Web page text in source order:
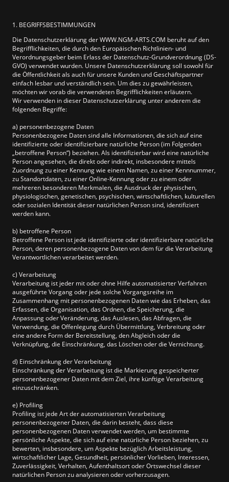
1. BEGRIFFSBESTIMMUNGEN
Die Datenschutzerklärung der WWW.NGM-ARTS.COM beruht auf den
Begrifflichkeiten, die durch den Europäischen Richtlinien- und
Verordnungsgeber beim Erlass der Datenschutz-Grundverordnung (DS-
GVO) verwendet wurden. Unsere Datenschutzerklärung soll sowohl für
die Öffentlichkeit als auch für unsere Kunden und Geschäftspartner
einfach lesbar und verständlich sein. Um dies zu gewährleisten,
möchten wir vorab die verwendeten Begrifflichkeiten erläutern.
Wir verwenden in dieser Datenschutzerklärung unter anderem die
folgenden Begriffe:
a) personenbezogene Daten
Personenbezogene Daten sind alle Informationen, die sich auf eine
identifizierte oder identifizierbare natürliche Person (im Folgenden
„betroffene Person“) beziehen. Als identifizierbar wird eine natürliche
Person angesehen, die direkt oder indirekt, insbesondere mittels
Zuordnung zu einer Kennung wie einem Namen, zu einer Kennnummer,
zu Standortdaten, zu einer Online-Kennung oder zu einem oder
mehreren besonderen Merkmalen, die Ausdruck der physischen,
physiologischen, genetischen, psychischen, wirtschaftlichen, kulturellen
oder sozialen Identität dieser natürlichen Person sind, identifiziert
werden kann.
b) betroffene Person
Betroffene Person ist jede identifizierte oder identifizierbare natürliche
Person, deren personenbezogene Daten von dem für die Verarbeitung
Verantwortlichen verarbeitet werden.
c) Verarbeitung
Verarbeitung ist jeder mit oder ohne Hilfe automatisierter Verfahren
ausgeführte Vorgang oder jede solche Vorgangsreihe im
Zusammenhang mit personenbezogenen Daten wie das Erheben, das
Erfassen, die Organisation, das Ordnen, die Speicherung, die
Anpassung oder Veränderung, das Auslesen, das Abfragen, die
Verwendung, die Offenlegung durch Übermittlung, Verbreitung oder
eine andere Form der Bereitstellung, den Abgleich oder die
Verknüpfung, die Einschränkung, das Löschen oder die Vernichtung.
d) Einschränkung der Verarbeitung
Einschränkung der Verarbeitung ist die Markierung gespeicherter
personenbezogener Daten mit dem Ziel, ihre künftige Verarbeitung
einzuschränken.
e) Profiling
Profiling ist jede Art der automatisierten Verarbeitung
personenbezogener Daten, die darin besteht, dass diese
personenbezogenen Daten verwendet werden, um bestimmte
persönliche Aspekte, die sich auf eine natürliche Person beziehen, zu
bewerten, insbesondere, um Aspekte bezüglich Arbeitsleistung,
wirtschaftlicher Lage, Gesundheit, persönlicher Vorlieben, Interessen,
Zuverlässigkeit, Verhalten, Aufenthaltsort oder Ortswechsel dieser
natürlichen Person zu analysieren oder vorherzusagen.